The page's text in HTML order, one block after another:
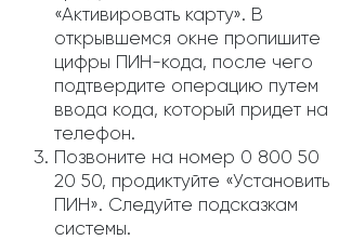
«Активировать карту». В
открывшемся окне пропишите
цифры ПИН-кода, после чего
подтвердите операцию путем
ввода кода, который придет на
телефон.
Позвоните на номер 0 800 50
20 50, продиктуйте «Установить
ПИН». Следуйте подсказкам
системы.